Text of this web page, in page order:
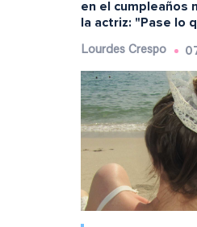
en el cumpleaños
la actriz: "Pase lo
Lourdes Crespo